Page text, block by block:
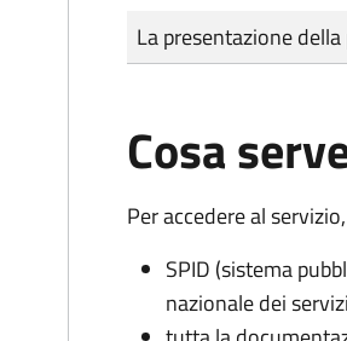
Tipo di pagamento
Importo
La presentazione
Cosa
Per accedere al
SPID (sistema
nazionale dei